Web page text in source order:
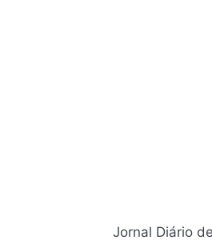
Jornal Diário